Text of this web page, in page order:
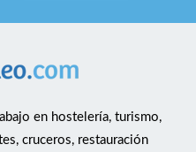
en hostelería, turismo,
cruceros, restauración